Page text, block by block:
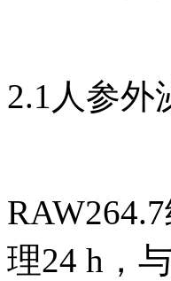
2.1人参外
理24 h，